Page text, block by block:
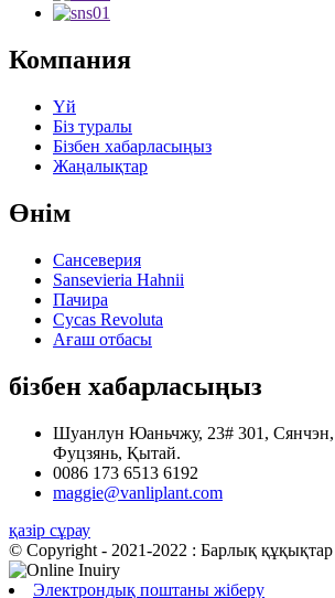
Компания
Үй
Біз туралы
Бізбен хабарласыңыз
Жаңалықтар
Өнім
Сансеверия
Sansevieria Hahnii
Пачира
Cycas Revoluta
Ағаш отбасы
бізбен хабарласыңыз
Шуанлун Юаньчжу, 23# 301,
Фуцзянь, Қытай.
0086 173 6513 6192
maggie@vanliplant.com
қазір сұрау
© Copyright - 2021-2022 : Барлық құқықтар
Электрондық поштаны жіберу